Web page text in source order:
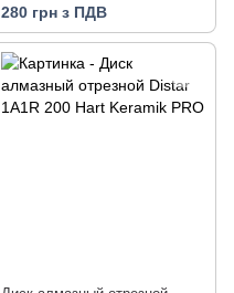
MasterCUT
280 грн з ПДВ